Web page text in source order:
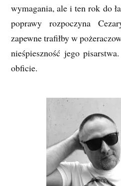
wymagania, ale i ten rok do
poprawy rozpoczyna
zapewne trafiłby w
nieśpieszność jego
obficie.